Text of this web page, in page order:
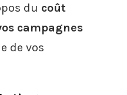
du coût
campagnes
de vos